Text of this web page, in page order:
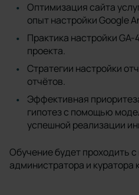
Оптимизация сайта
опыт настройки Google
Практика настройки
проекта.
Стратегии настройки
отчётов.
Эффективная
гипотез с помощью
успешной реализации
Обучение будет проходить
администратора и куратора